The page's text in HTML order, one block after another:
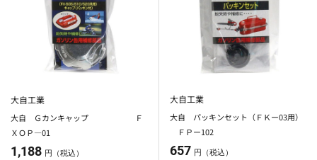
大自工業
大自 Ｇカンキャップ Ｆ
ＸＯＰ―01
1,188 円（税込）
大自工業
大自 パッキンセット（ＦＫー03用）
ＦＰー102
657 円（税込）